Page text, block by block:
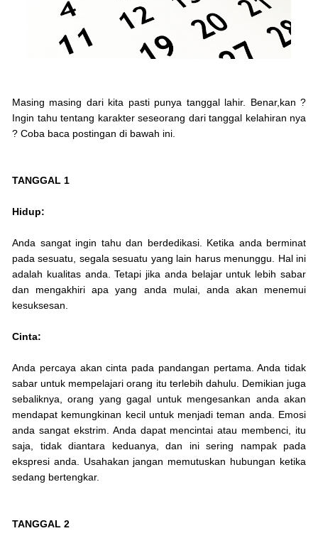
Masing masing dari kita pasti punya tanggal lahir. Benar,kan ?
Ingin tahu tentang karakter seseorang dari tanggal kelahiran nya
? Coba baca postingan di bawah ini.
TANGGAL 1
Hidup:
Anda sangat ingin tahu dan berdedikasi. Ketika anda berminat
pada sesuatu, segala sesuatu yang lain harus menunggu. Hal ini
adalah kualitas anda. Tetapi jika anda belajar untuk lebih sabar
dan mengakhiri apa yang anda mulai, anda akan menemui
kesuksesan.
Cinta:
Anda percaya akan cinta pada pandangan pertama. Anda tidak
sabar untuk mempelajari orang itu terlebih dahulu. Demikian juga
sebaliknya, orang yang gagal untuk mengesankan anda akan
mendapat kemungkinan kecil untuk menjadi teman anda. Emosi
anda sangat ekstrim. Anda dapat mencintai atau membenci, itu
saja, tidak diantara keduanya, dan ini sering nampak pada
ekspresi anda. Usahakan jangan memutuskan hubungan ketika
sedang bertengkar.
TANGGAL 2